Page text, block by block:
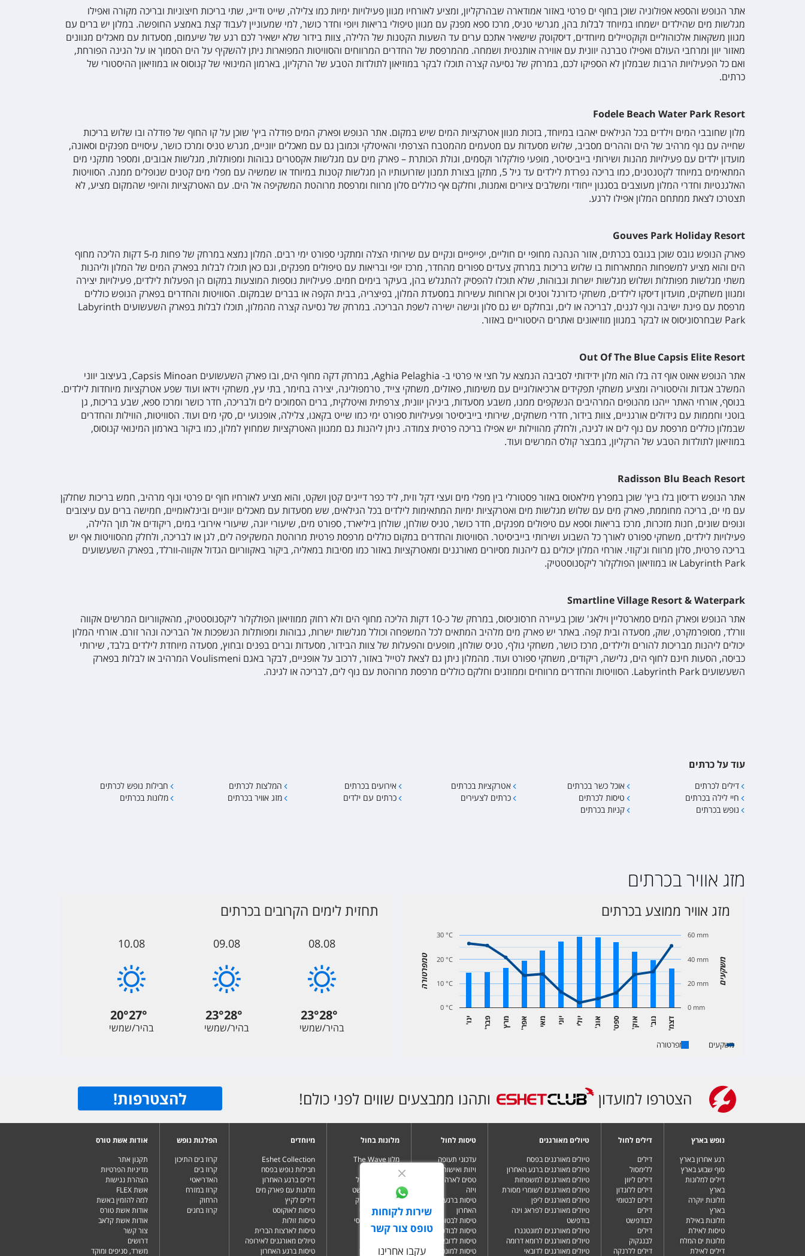
שירות לקוחות
טופס צור קשר
עקבו אחרינו
Stella Island Luxury Resort And Spa - Adult Only
Hersonissos Palace
Porto Greco Village Beach Hotel
אתר הנופש והספא אפולוניה שוכן בחוף ים פרטי באזור אמודארה שבהרקליון, ומציע לאורחיו מגוון פעילויות ימיות כמו צלילה, שייט ודייג, שתי בריכות חיצוניות ובריכה מקורה ואפילו
מגלשות מים שהילדים ישמחו במיוחד לבלות בהן, מגרשי טניס, מרכז ספא מפנק עם מגוון טיפולי בריאות ויופי וחדר כושר, למי שמעוניין לעבוד קצת באמצע החופשה. במלון יש ברים עם
מגוון משקאות אלכוהוליים וקוקטיילים מיוחדים, דיסקוטק שישאיר אתכם ערים עד השעות הקטנות של הלילה, צוות בידור שלא ישאיר לכם רגע של שיעמום, מסעדות עם מאכלים מגוונים
מאזור יוון ומרחבי העולם ואפילו טברנה יוונית עם אווירה אותנטית ושמחה. מהמרפסת של החדרים המרווחים והסוויטות המפוארות ניתן להשקיף על הים הסמוך או על הגינה הפורחת,
ואם כל הפעילויות הרבות שבמלון לא הספיקו לכם, במרחק של נסיעה קצרה תוכלו לבקר במוזיאון לתולדות הטבע של הרקליון, בארמון המינואי של קנוסוס או במוזיאון ההיסטורי של
כרתים.
Fodele Beach Water Park Resort
מלון שחובבי המים וילדים בכל הגילאים יאהבו במיוחד, בזכות מגוון אטרקציות המים שיש במקום. אתר הנופש ופארק המים פודלה ביץ' שוכן על קו החוף של פודלה ובו שלוש בריכות
שחייה עם נוף מרהיב של הים וההרים מסביב, שלוש מסעדות עם מטעמים מהמטבח הצרפתי והאיטלקי וכמובן גם עם מאכלים יווניים, מגרש טניס ומרכז כושר, עיסויים מפנקים וסאונה,
מועדון ילדים עם פעילויות מהנות ושירותי בייביסיטר, מופעי פולקלור וקסמים, וגולת הכותרת – פארק מים עם מגלשות אקסטרים גבוהות ומפותלות, מגלשות אבובים, ומספר מתקני מים
המתאימים במיוחד לקטנטנים, כמו בריכה נפרדת לילדים עד גיל 5, מתקן בצורת תמנון שזרועותיו הן מגלשות קטנות במיוחד או שמשיה עם מפלי מים קטנים שנופלים ממנה. הסוויטות
האלגנטיות וחדרי המלון מעוצבים בסגנון ייחודי ומשלבים ציורים ואמנות, וחלקם אף כוללים סלון מרווח ומרפסת מרוהטת המשקיפה אל הים. עם האטרקציות והיופי שהמקום מציע, לא
תצטרכו לצאת ממתחם המלון אפילו לרגע.
Gouves Park Holiday Resort
פארק הנופש גובס שוכן בגובס בכרתים, אזור הנהנה מחופי ים חוליים, יפייפיים ונקיים עם שירותי הצלה ומתקני ספורט ימי רבים. המלון נמצא במרחק של פחות מ-5 דקות הליכה מחוף
הים והוא מציע למשפחות המתארחות בו שלוש בריכות במרחק צעדים ספורים מהחדר, מרכז יופי ובריאות עם טיפולים מפנקים, וגם כאן תוכלו לבלות בפארק המים של המלון וליהנות
משתי מגלשות מפותלות ושלוש מגלשות ישרות וגבוהות, שלא תוכלו להפסיק להתגלש בהן, בעיקר בימים חמים. פעילויות נוספות המוצעות במקום הן הפעלות לילדים, פעילויות יצירה
ומגוון משחקים, מועדון דיסקו לילדים, משחקי כדורגל וטניס וכן ארוחות עשירות במסעדת המלון, בפיצריה, בבית הקפה או בברים שבמקום. הסוויטות והחדרים בפארק הנופש כוללים
מרפסת עם פינת ישיבה ונוף לגנים, לבריכה או לים, ובחלקם יש גם סלון וגישה ישירה לשפת הבריכה. במרחק של נסיעה קצרה מהמלון, תוכלו לבלות בפארק השעשועים Labyrinth
Park שבחרסוניסוס או לבקר במגוון מוזיאונים ואתרים היסטוריים באזור.
Out Of The Blue Capsis Elite Resort
אתר הנופש אאוט אוף דה בלו הוא מלון ידידותי לסביבה הנמצא על חצי אי פרטי ב- Aghia Pelaghia, במרחק דקה מחוף הים, ובו פארק השעשועים Capsis Minoan, בעיצוב יווני
המשלב אגדות והיסטוריה ומציע משחקי תפקידים ארכיאולוגיים עם משימות, פאזלים, משחקי צייד, טרמפולינה, יצירה בחימר, בתי עץ, משחקי וידאו ועוד שפע אטרקציות מיוחדות לילדים.
בנוסף, אורחי האתר ייהנו מהנופים המרהיבים הנשקפים ממנו, משבע מסעדות, ביניהן יוונית, צרפתית ואיטלקית, ברים הסמוכים לים ולבריכה, חדר כושר ומרכז ספא, שבע בריכות, גן
בוטני וחממות עם גידולים אורגניים, צוות בידור, חדרי משחקים, שירותי בייביסיטר ופעילויות ספורט ימי כמו שייט בקאנו, צלילה, אופנועי ים, סקי מים ועוד. הסוויטות, הווילות והחדרים
שבמלון כוללים מרפסת עם נוף לים או לגינה, ולחלק מהווילות יש אפילו בריכה פרטית צמודה. ניתן ליהנות גם ממגוון האטרקציות שמחוץ למלון, כמו ביקור בארמון המינואי קנוסוס,
במוזיאון לתולדות הטבע של הרקליון, במבצר קולס המרשים ועוד.
Radisson Blu Beach Resort
אתר הנופש רדיסון בלו ביץ' שוכן במפרץ מילאטוס באזור פסטורלי בין מפלי מים ועצי דקל וזית, ליד כפר דייגים קטן ושקט, והוא מציע לאורחיו חוף ים פרטי ונוף מרהיב, חמש בריכות שחלקן
עם מי ים, בריכה מחוממת, פארק מים עם שלוש מגלשות מים ואטרקציות ימיות המתאימות לילדים בכל הגילאים, שש מסעדות עם מאכלים יווניים ובינלאומיים, חמישה ברים עם עיצובים
ונופים שונים, חנות מזכרות, מרכז בריאות וספא עם טיפולים מפנקים, חדר כושר, טניס שולחן, שולחן ביליארד, ספורט מים, שיעורי יוגה, שיעורי אירובי במים, ריקודים אל תוך הלילה,
פעילויות לילדים, משחקי ספורט לאורך כל השבוע ושירותי בייביסיטר. הסוויטות והחדרים במקום כוללים מרפסת פרטית מרוהטת המשקיפה לים, לגן או לבריכה, ולחלק מהסוויטות אף יש
בריכה פרטית, סלון מרווח וג'קוזי. אורחי המלון יכולים גם ליהנות מסיורים מאורגנים ומאטרקציות באזור כמו מסיבות במאליה, ביקור באקווריום הגדול אקווה-וורלד, בפארק השעשועים
Labyrinth Park או במוזיאון הפולקלור ליקסנוסטטיק.
Smartline Village Resort & Waterpark
אתר הנופש ופארק המים סמארטליין וילאג' שוכן בעיירה חרסוניסוס, במרחק של כ-10 דקות הליכה מחוף הים ולא רחוק ממוזיאון הפולקלור ליקסנוסטטיק, מהאקווריום המרשים אקווה
וורלד, מסופרמקרט, שוק, מסעדה ובית קפה. באתר יש פארק מים מלהיב המתאים לכל המשפחה וכולל מגלשות ישרות, גבוהות ומפותלות הנשפכות אל הבריכה ונהר זורם. אורחי המלון
יכולים ליהנות מבריכות להורים ולילדים, מרכז כושר, משחקי גולף, טניס שולחן, מופעים והפעלות של צוות הבידור, מסעדות וברים בפנים ובחוץ, מסעדה מיוחדת לילדים בלבד, שירותי
כביסה, הסעות חינם לחוף הים, גלישה, ריקודים, משחקי ספורט ועוד. מהמלון ניתן גם לצאת לטייל באזור, לרכוב על אופניים, לבקר באגם Voulismeni המרהיב או לבלות בפארק
השעשועים Labyrinth Park. הסוויטות והחדרים מרווחים וממוזגים וחלקם כוללים מרפסת מרוהטת עם נוף לים, לבריכה או לגינה.
עוד על כרתים
דילים לכרתים אוכל כשר בכרתים אטרקציות בכרתים אירועים בכרתים המלצות לכרתים
חבילות נופש לכרתים
חיי לילה בכרתים
טיסות לכרתים כרתים לצעירים כרתים עם ילדים מזג אוויר בכרתים
מלונות בכרתים
נופש בכרתים
קניות בכרתים
מזג אוויר בכרתים
מזג אוויר ממוצע בכרתים
'
י
נ
ו
'
פ
ב
ר מרץ
'
א
פ
ר מאי יוני יולי
'
א
ו
ג
'
ס
פ
ט '
א
ו
ק '
נ
ו
ב
'
ד
צ
מ
0 °C
10 °C
20 °C
30 °C
0 mm
20 mm
40 mm
60 mm
טמפרטורה משקעים
משקעים טמפרטורה
תחזית לימים הקרובים בכרתים
08.08
28°
23°
בהיר/שמשי
09.08
28°
23°
בהיר/שמשי
10.08
27°
20°
בהיר/שמשי
הצטרפו למועדון ותהנו ממבצעים שווים לפני כולם! להצטרפות!
נופש בארץ
רגע אחרון בארץ
סוף שבוע בארץ
דילים למלונות
בארץ
מלונות יוקרה
בארץ
מלונות באילת
טיסות לאילת
מלונות ים המלח
דילים לאילת
דילים לחול
דילים
ללימסול
דילים ליוון
דילים ללונדון
דילים לבטומי
דילים
לבודפשט
דילים
לבנגקוק
דילים ללרנקה
טיולים מאורגנים
טיולים מאורגנים בפסח
טיולים מאורגנים ברגע האחרון
טיולים מאורגנים למשפחות
טיולים מאורגנים לשומרי מסורת
טיולים מאורגנים ליפן
טיולים מאורגנים לפראג וינה
בודפשט
טיולים מאורגנים למונטנגרו
טיולים מאורגנים לרומא דרומה
טיולים מאורגנים לדובאי
טיסות לחול
עדכוני תעופה
ויזות ואישורי כניסה
טסים לארה"ב בלי
ויזה
טיסות ברגע
האחרון
טיסות לבטומי
טיסות לבודפשט
טיסות לדובאי
טיסות למונטנגרו
מלונות בחול
מלון The Wave
Resort
מלונות בלימסול
מלונות בבודפשט
מלונות בבנגקוק
מלונות בבטומי
מלונות בטביליסי
מלונות בברלין
מלונות בלונדון
מיוחדים
Eshet Collection
חבילות נופש בפסח
דילים ברגע האחרון
מלונות עם פארק מים
דילים לקיץ
טיסות לאוקוסט
טיסות זולות
טיסות לארצות הברית
טיולים מאורגנים לאירופה
טיסות ברגע האחרון
הפלגות נופש
קרוז בים התיכון
קרוז בים
האדריאטי
קרוז במזרח
הרחוק
קרוז בחגים
אודות אשת טורס
תקנון אתר
מדיניות הפרטיות
הצהרת נגישות
אשת FLEX
למה להזמין באשת
אודות אשת טורס
אודות אשת קלאב
צור קשר
דרושים
משרד, סניפים ומוקד